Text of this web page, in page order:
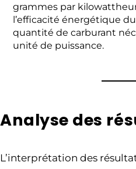
grammes par
l’efficacité énergétique
quantité de carburant
unité de puissance.
Analyse des
L’interprétation des